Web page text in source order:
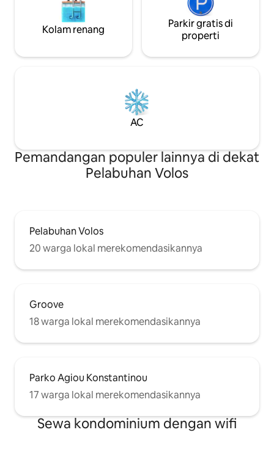
Kolam renang
Parkir gratis di
properti
AC
Pemandangan populer lainnya di dekat
Pelabuhan Volos
Pelabuhan Volos
20 warga lokal merekomendasikannya
Groove
18 warga lokal merekomendasikannya
Parko Agiou Konstantinou
17 warga lokal merekomendasikannya
Sewa kondominium dengan wifi